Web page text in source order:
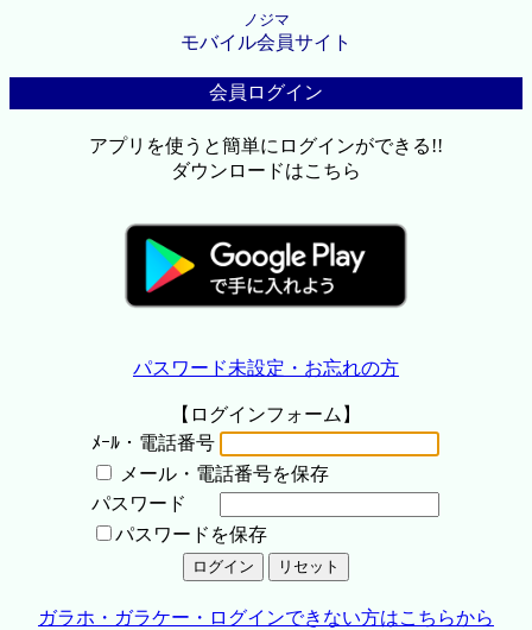
ノジマ
モバイル会員サイト
会員ログイン
アプリを使うと簡単にログインができる!!
ダウンロードはこちら
パスワード未設定・お忘れの方
【ログインフォーム】
ﾒｰﾙ・電話番号
メール・電話番号を保存
パスワード
パスワードを保存
ガラホ・ガラケー・ログインできない方はこちらから